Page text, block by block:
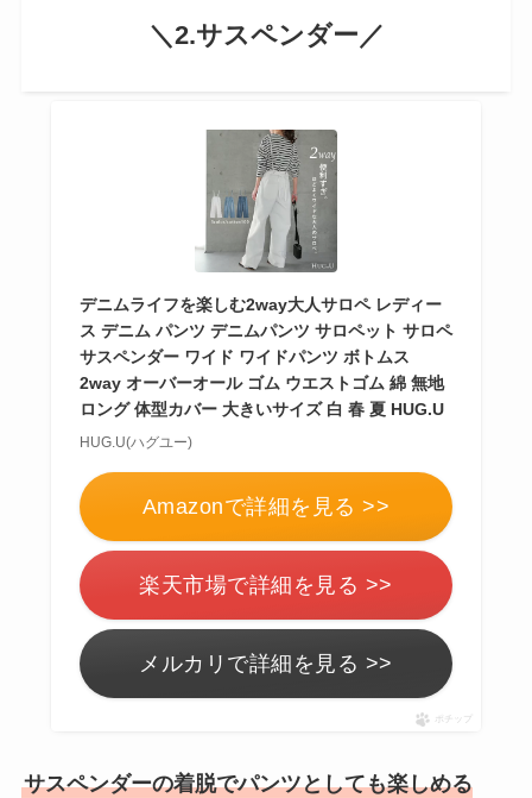
＼2.サスペンダー／
デニムライフを楽しむ2way大人サロペ レディー
ス デニム パンツ デニムパンツ サロペット サロペ
サスペンダー ワイド ワイドパンツ ボトムス
2way オーバーオール ゴム ウエストゴム 綿 無地
ロング 体型カバー 大きいサイズ 白 春 夏 HUG.U
HUG.U(ハグユー)
Amazonで詳細を見る >>
楽天市場で詳細を見る >>
メルカリで詳細を見る >>
ポチップ
サスペンダーの着脱でパンツとしても楽しめる